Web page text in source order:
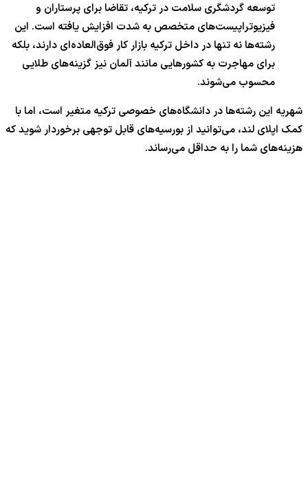
توسعه گردشگری سلامت در ترکیه، تقاضا برای پرستاران و
فیزیوتراپیست‌های متخصص به شدت افزایش یافته است. این
رشته‌ها نه تنها در داخل ترکیه بازار کار فوق‌العاده‌ای دارند، بلکه
برای مهاجرت به کشورهایی مانند آلمان نیز گزینه‌های طلایی
محسوب می‌شوند.
شهریه این رشته‌ها در دانشگاه‌های خصوصی ترکیه متغیر است، اما با
کمک اپلای لند، می‌توانید از بورسیه‌های قابل توجهی برخوردار شوید که
هزینه‌های شما را به حداقل می‌رساند.